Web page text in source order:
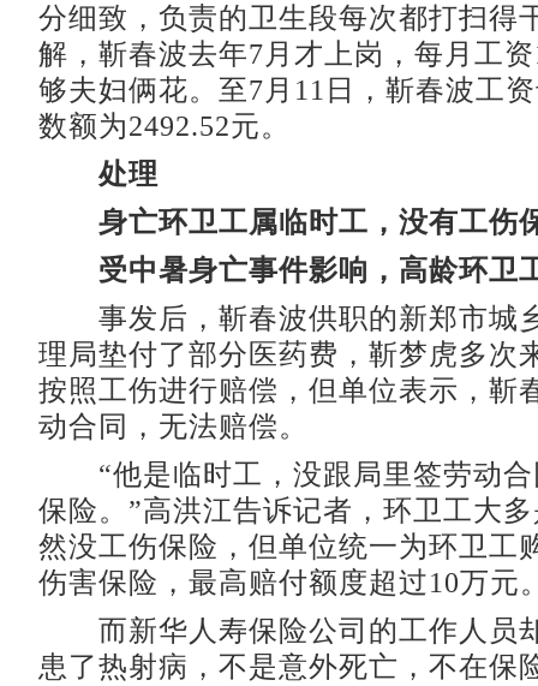
分细致，负责的卫生段每次都打扫得
解，靳春波去年7月才上岗，每月工
够夫妇俩花。至7月11日，靳春波工
数额为2492.52元。
处理
身亡环卫工属临时工，没有工伤
受中暑身亡事件影响，高龄环卫
事发后，靳春波供职的新郑市城
理局垫付了部分医药费，靳梦虎多次
按照工伤进行赔偿，但单位表示，靳
动合同，无法赔偿。
“他是临时工，没跟局里签劳动合
保险。”高洪江告诉记者，环卫工大
然没工伤保险，但单位统一为环卫工
伤害保险，最高赔付额度超过10万元
而新华人寿保险公司的工作人员
患了热射病，不是意外死亡，不在保